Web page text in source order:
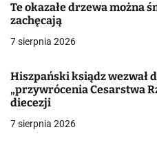
w
p
s
u
Te okazałe drzewa można
zachęcają
7 sierpnia 2026
Hiszpański ksiądz wezwał
„przywrócenia Cesarstwa
diecezji
7 sierpnia 2026